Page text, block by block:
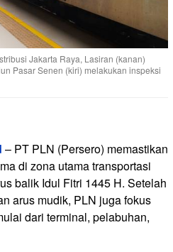
Jakarta Raya, Lasiran (kanan)
Pasar Senen (kiri) melakukan inspeksi
– PT PLN (Persero) memastikan
di zona utama transportasi
balik Idul Fitri 1445 H. Setelah
arus mudik, PLN juga fokus
dari terminal, pelabuhan,